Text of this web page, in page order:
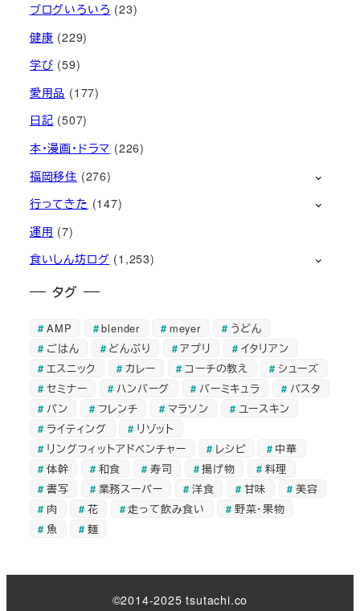
ブログいろいろ (23)
健康 (229)
学び (59)
愛用品 (177)
日記 (507)
本・漫画・ドラマ (226)
福岡移住 (276)
行ってきた (147)
運用 (7)
食いしん坊ログ (1,253)
タグ
AMP blender meyer
うどん
ごはん
どんぶり アプリ
イタリアン
エスニック
カレー コーチの教え
シューズ
セミナー
ハンバーグ バーミキュラ
パスタ
パン
フレンチ マラソン
ユースキン
ライティング
リゾット
リングフィットアドベンチャー
レシピ
中華
体幹
和食 寿司 揚げ物
料理
書写
業務スーパー 洋食 甘味
美容
肉
花 走って飲み食い
野菜・果物
魚
麺
©2014-2025 tsutachi.co